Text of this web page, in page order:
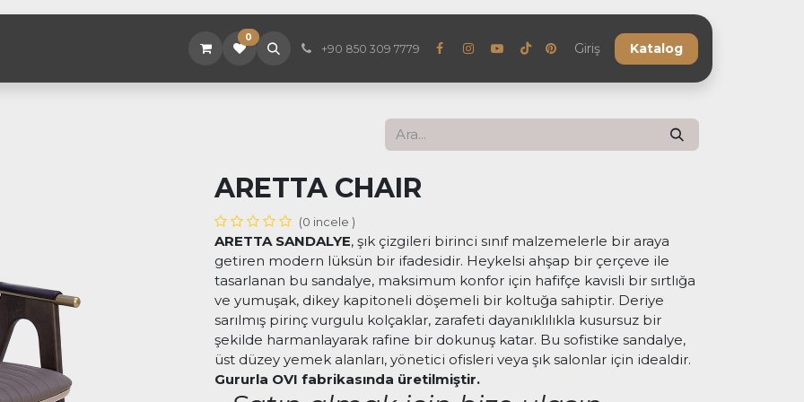
Mağaza Hizmetler Projeler Referanslar SSS Blog Bize Ulaşın
0
+90 850 309 7779 Giriş Katalog
ARETTA CHAIR
(0 incele )
ARETTA SANDALYE, şık çizgileri birinci sınıf malzemelerle bir araya
getiren modern lüksün bir ifadesidir. Heykelsi ahşap bir çerçeve ile
tasarlanan bu sandalye, maksimum konfor için hafifçe kavisli bir sırtlığa
ve yumuşak, dikey kapitoneli döşemeli bir koltuğa sahiptir. Deriye
sarılmış pirinç vurgulu kolçaklar, zarafeti dayanıklılıkla kusursuz bir
şekilde harmanlayarak rafine bir dokunuş katar. Bu sofistike sandalye,
üst düzey yemek alanları, yönetici ofisleri veya şık salonlar için idealdir.
Gururla OVI fabrikasında üretilmiştir.